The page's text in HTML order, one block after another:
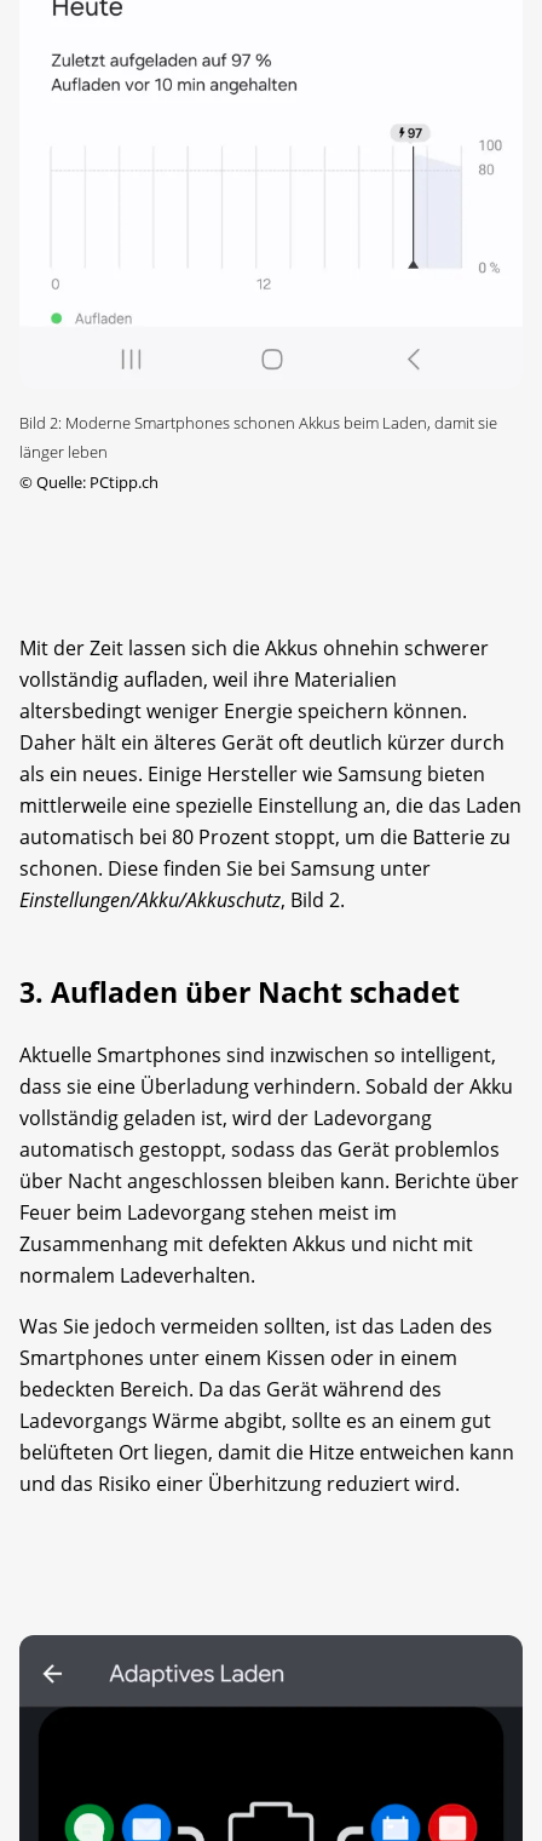
Bild 2: Moderne Smartphones schonen Akkus beim Laden, damit sie
länger leben
©Quelle: PCtipp.ch
Mit der Zeit lassen sich die Akkus ohnehin schwerer
vollständig aufladen, weil ihre Materialien
altersbedingt weniger Energie speichern können.
Daher hält ein älteres Gerät oft deutlich kürzer durch
als ein neues. Einige Hersteller wie Samsung bieten
mittlerweile eine spezielle Einstellung an, die das Laden
automatisch bei 80 Prozent stoppt, um die Batterie zu
schonen. Diese finden Sie bei Samsung unter
Einstellungen/Akku/Akkuschutz, Bild 2.
3. Aufladen über Nacht schadet
Aktuelle Smartphones sind inzwischen so intelligent,
dass sie eine Überladung verhindern. Sobald der Akku
vollständig geladen ist, wird der Ladevorgang
automatisch gestoppt, sodass das Gerät problemlos
über Nacht angeschlossen bleiben kann. Berichte über
Feuer beim Ladevorgang stehen meist im
Zusammenhang mit defekten Akkus und nicht mit
normalem Ladeverhalten.
Was Sie jedoch vermeiden sollten, ist das Laden des
Smartphones unter einem Kissen oder in einem
bedeckten Bereich. Da das Gerät während des
Ladevorgangs Wärme abgibt, sollte es an einem gut
belüfteten Ort liegen, damit die Hitze entweichen kann
und das Risiko einer Überhitzung reduziert wird.